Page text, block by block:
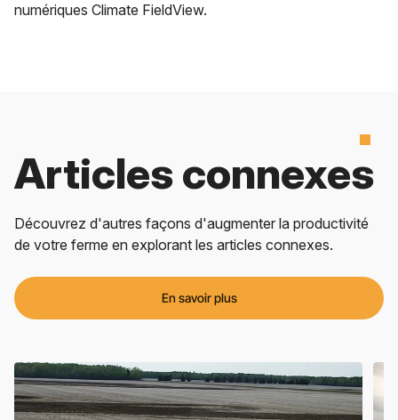
numériques Climate FieldView.
Articles connexes
Découvrez d'autres façons d'augmenter la productivité
de votre ferme en explorant les articles connexes.
En savoir plus